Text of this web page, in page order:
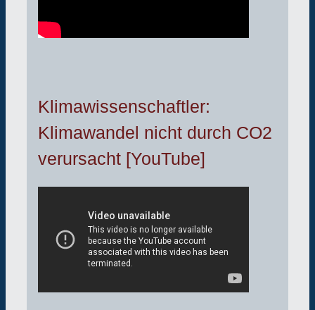
Klimawissenschaftler:
Klimawandel nicht durch CO2
verursacht [YouTube]